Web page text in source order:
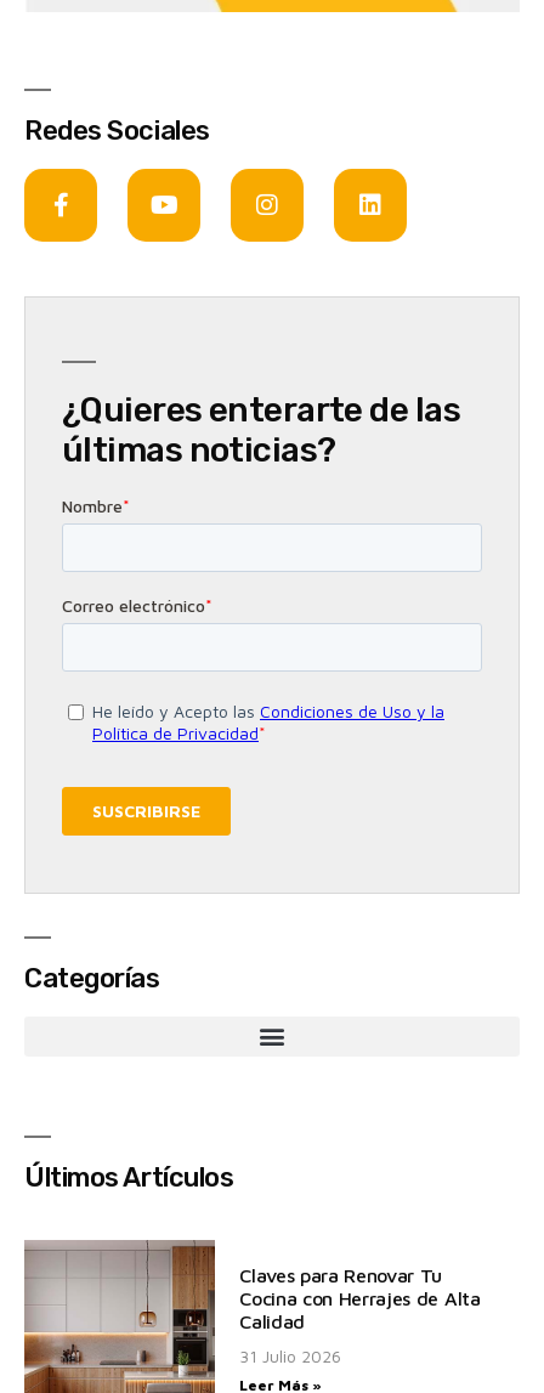
Redes Sociales
¿Quieres enterarte de las
últimas noticias?
Categorías
Últimos Artículos
Claves para Renovar Tu
Cocina con Herrajes de Alta
Calidad
31 Julio 2026
Leer Más »